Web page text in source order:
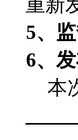
5、
6、
本